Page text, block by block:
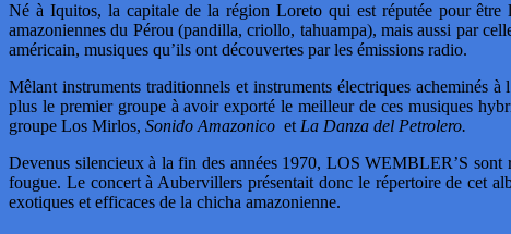
Né à Iquitos, la capitale de la région Loreto qui est réputée pour
amazoniennes du Pérou (pandilla, criollo, tahuampa), mais aussi par
américain, musiques qu’ils ont découvertes par les émissions radio.
Mêlant instruments traditionnels et instruments électriques acheminés
plus le premier groupe à avoir exporté le meilleur de ces musiques
groupe Los Mirlos, Sonido Amazonico et La Danza del Petrolero.
Devenus silencieux à la fin des années 1970, LOS WEMBLER’S sont
fougue. Le concert à Aubervillers présentait donc le répertoire de cet
exotiques et efficaces de la chicha amazonienne.